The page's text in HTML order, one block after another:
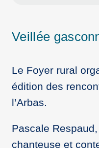
Veillée
Le Foyer rural
édition des
l’Arbas.
Pascale
chanteuse et